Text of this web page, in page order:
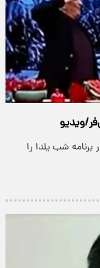
ویدیو
شب یلدا را